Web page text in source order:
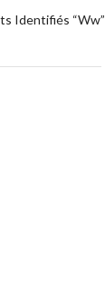
Identifiés “ww”